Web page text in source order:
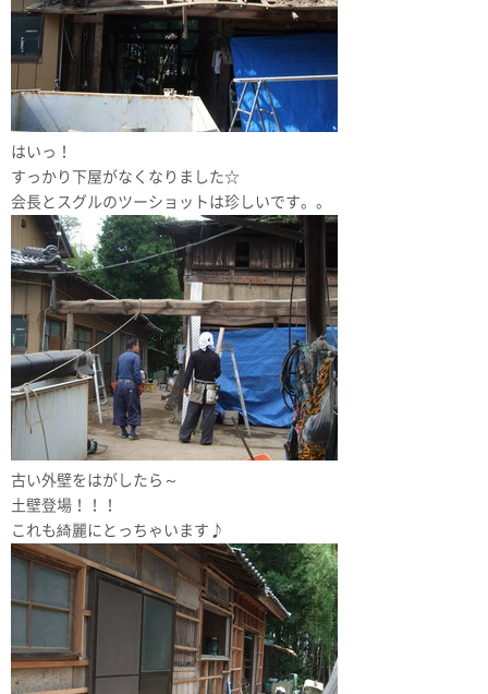
はいっ！
すっかり下屋がなくなりました☆
会長とスグルのツーショットは珍しいです。。
古い外壁をはがしたら～
土壁登場！！！
これも綺麗にとっちゃいます♪